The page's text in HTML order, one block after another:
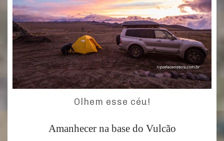
Olhem esse céu!
Amanhecer na base do Vulcão